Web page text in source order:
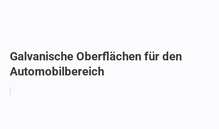
Galvanische Oberflächen für den
Automobilbereich